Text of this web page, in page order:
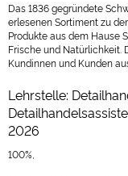
Das 1836 gegründete
erlesenen Sortiment zu
Produkte aus dem Hause
Frische und Natürlichkeit.
Kundinnen und Kunden
Lehrstelle:
2026
100%,